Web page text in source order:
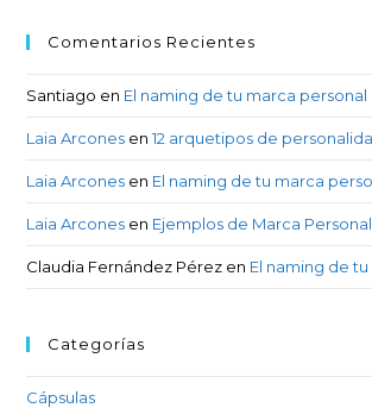
Comentarios Recientes
Santiago en El naming de tu marca personal
Laia Arcones en12 arquetipos de
Laia Arcones en El naming de tu marca
Laia Arcones en Ejemplos de Marca
Claudia Fernández Pérez en El naming de
Categorías
Cápsulas